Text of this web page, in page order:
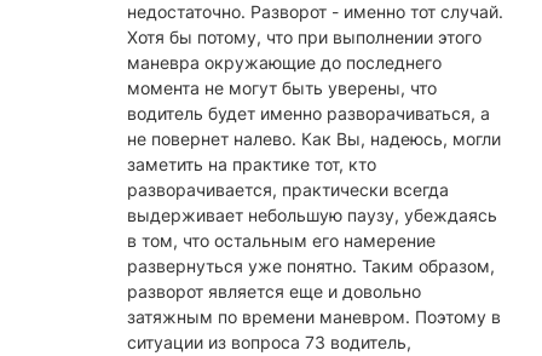
недостаточно. Разворот - именно тот случай.
Хотя бы потому, что при выполнении этого
маневра окружающие до последнего
момента не могут быть уверены, что
водитель будет именно разворачиваться, а
не повернет налево. Как Вы, надеюсь, могли
заметить на практике тот, кто
разворачивается, практически всегда
выдерживает небольшую паузу, убеждаясь
в том, что остальным его намерение
развернуться уже понятно. Таким образом,
разворот является еще и довольно
затяжным по времени маневром. Поэтому в
ситуации из вопроса 73 водитель,